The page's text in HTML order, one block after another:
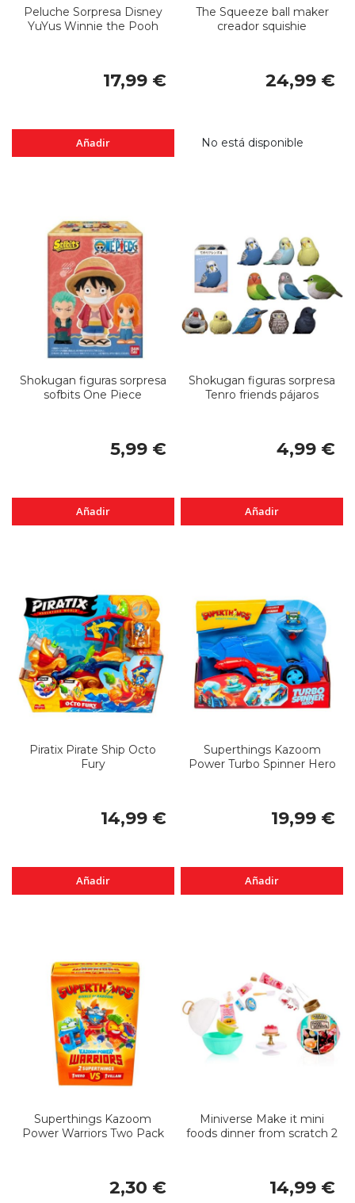
Peluche Sorpresa Disney
YuYus Winnie the Pooh
17,99 €
Añadir
The Squeeze ball maker
creador squishie
24,99 €
No está disponible
Shokugan figuras sorpresa
sofbits One Piece
5,99 €
Añadir
Shokugan figuras sorpresa
Tenro friends pájaros
4,99 €
Añadir
Piratix Pirate Ship Octo
Fury
14,99 €
Añadir
Superthings Kazoom
Power Turbo Spinner Hero
19,99 €
Añadir
Superthings Kazoom
Power Warriors Two Pack
2,30 €
Miniverse Make it mini
foods dinner from scratch 2
14,99 €